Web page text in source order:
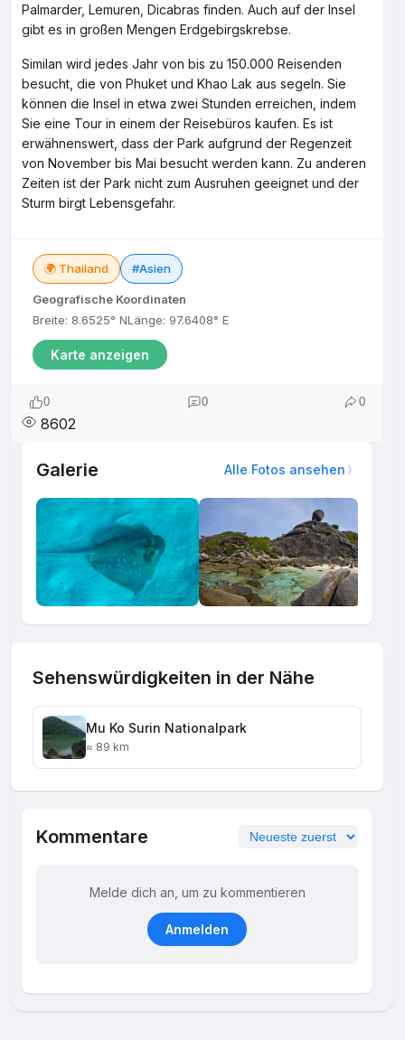
Palmarder, Lemuren, Dicabras finden. Auch auf der Insel
gibt es in großen Mengen Erdgebirgskrebse.
Similan wird jedes Jahr von bis zu 150.000 Reisenden
besucht, die von Phuket und Khao Lak aus segeln. Sie
können die Insel in etwa zwei Stunden erreichen, indem
Sie eine Tour in einem der Reisebüros kaufen. Es ist
erwähnenswert, dass der Park aufgrund der Regenzeit
von November bis Mai besucht werden kann. Zu anderen
Zeiten ist der Park nicht zum Ausruhen geeignet und der
Sturm birgt Lebensgefahr.
🌍 Thailand #Asien
Geografische Koordinaten
Breite: 8.6525° NLänge: 97.6408° E
Karte anzeigen
0 0 0
8602
Galerie Alle Fotos ansehen
Sehenswürdigkeiten in der Nähe
Mu Ko Surin Nationalpark
≈ 89 km
Kommentare
Melde dich an, um zu kommentieren
Anmelden